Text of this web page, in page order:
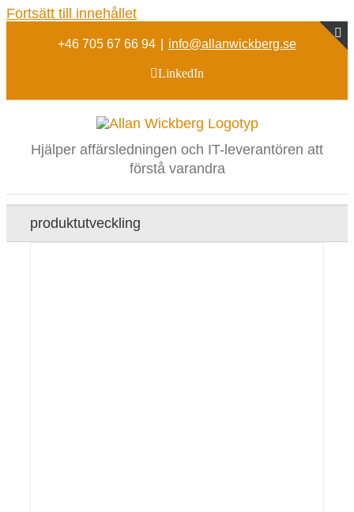
Fortsätt till innehållet
+46 705 67 66 94 info@allanwickberg.se
LinkedIn
Hjälper affärsledningen och IT-leverantören att
förstå varandra
produktutveckling